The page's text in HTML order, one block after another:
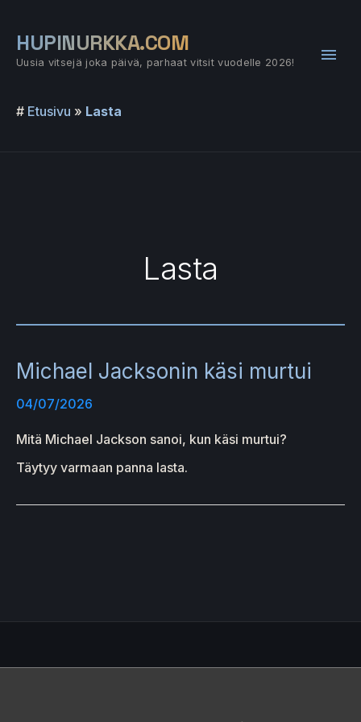
sisältöön
HUPINURKKA.COM
Uusia vitsejä joka päivä, parhaat vitsit vuodelle 2026!
# Etusivu » Lasta
Lasta
Michael Jacksonin käsi murtui
04/07/2026
Mitä Michael Jackson sanoi, kun käsi murtui?
Täytyy varmaan panna lasta.